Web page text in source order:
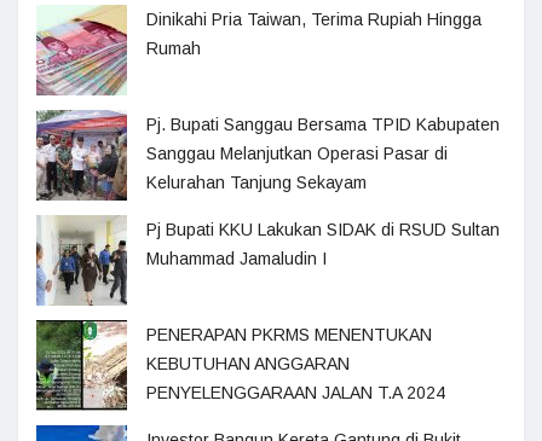
Dinikahi Pria Taiwan, Terima Rupiah Hingga
Rumah
Pj. Bupati Sanggau Bersama TPID Kabupaten
Sanggau Melanjutkan Operasi Pasar di
Kelurahan Tanjung Sekayam
Pj Bupati KKU Lakukan SIDAK di RSUD Sultan
Muhammad Jamaludin I
PENERAPAN PKRMS MENENTUKAN
KEBUTUHAN ANGGARAN
PENYELENGGARAAN JALAN T.A 2024